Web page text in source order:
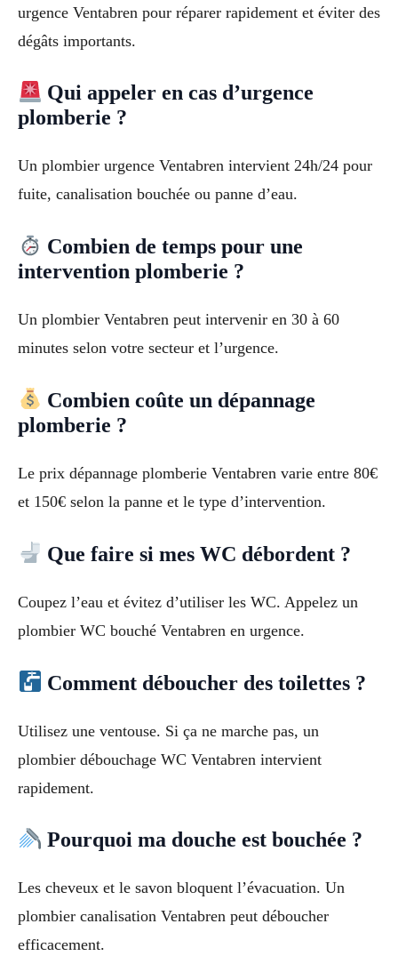
urgence Ventabren pour réparer rapidement et éviter des
dégâts importants.
Qui appeler en cas d’urgence
plomberie ?
Un plombier urgence Ventabren intervient 24h/24 pour
fuite, canalisation bouchée ou panne d’eau.
Combien de temps pour une
intervention plomberie ?
Un plombier Ventabren peut intervenir en 30 à 60
minutes selon votre secteur et l’urgence.
Combien coûte un dépannage
plomberie ?
Le prix dépannage plomberie Ventabren varie entre 80€
et 150€ selon la panne et le type d’intervention.
Que faire si mes WC débordent ?
Coupez l’eau et évitez d’utiliser les WC. Appelez un
plombier WC bouché Ventabren en urgence.
Comment déboucher des toilettes ?
Utilisez une ventouse. Si ça ne marche pas, un
plombier débouchage WC Ventabren intervient
rapidement.
Pourquoi ma douche est bouchée ?
Les cheveux et le savon bloquent l’évacuation. Un
plombier canalisation Ventabren peut déboucher
efficacement.